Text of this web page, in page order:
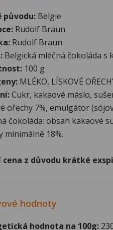
původu: Belgie
Rudolf Braun
Rudolf Braun
Belgická mléčná čokoláda s
100 g
MLÉKO, LÍSKOVÉ
Cukr, kakaové máslo,
ořechy 7%, emulgátor
čokoláda: obsah kakaové
minimálně 18%.
cena z důvodu krátké
hodnoty
hodnota na 100g: